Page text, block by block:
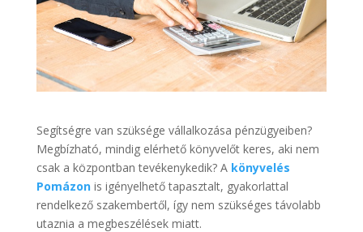
Segítségre van szüksége vállalkozása pénzügyeiben?
Megbízható, mindig elérhető könyvelőt keres, aki nem
csak a központban tevékenykedik? A könyvelés
Pomázon is igényelhető tapasztalt, gyakorlattal
rendelkező szakembertől, így nem szükséges távolabb
utaznia a megbeszélések miatt.